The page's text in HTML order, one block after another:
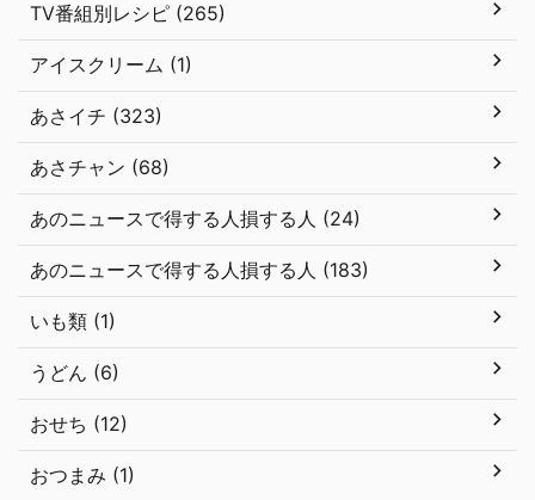
TV番組別レシピ (265)
アイスクリーム (1)
あさイチ (323)
あさチャン (68)
あのニュースで得する人損する人 (24)
あのニュースで得する人損する人 (183)
いも類 (1)
うどん (6)
おせち (12)
おつまみ (1)